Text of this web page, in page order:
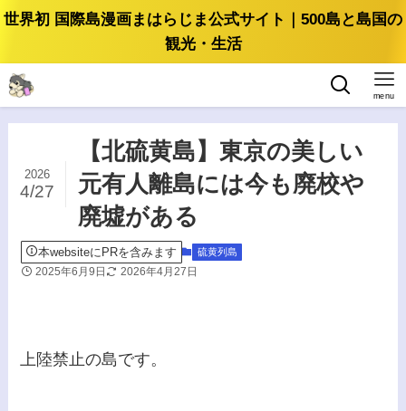
世界初 国際島漫画まはらじま公式サイト｜500島と島国の
観光・生活
menu
【北硫黄島】東京の美しい
元有人離島には今も廃校や
廃墟がある
2026
4/27
本websiteにPRを含みます 硫黄列島
2025年6月9日 2026年4月27日
上陸禁止の島です。